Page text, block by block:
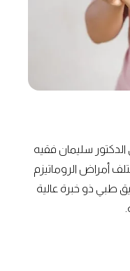
سليمان فقيه
أمراض الروماتيزم
طبي ذو خبرة عالية